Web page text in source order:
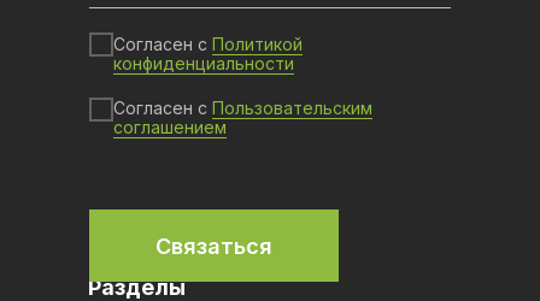
Разделы
Согласен с Политикой
конфиденциальности
Согласен с Пользовательским
соглашением
Связаться